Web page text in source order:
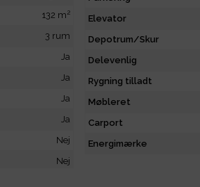
132 m2
3 rum
Ja
Ja
Ja
Ja
Nej
Nej
Elevator
Depotrum/Skur
Delevenlig
Rygning tilladt
Møbleret
Carport
Energimærke